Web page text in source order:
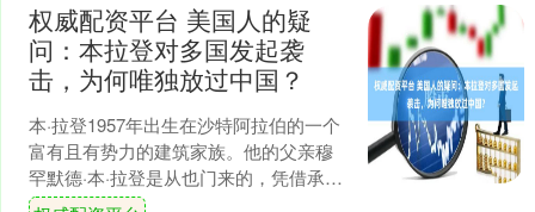
权威配资平台 美国人的疑
问：本拉登对多国发起袭
击，为何唯独放过中国？
本·拉登1957年出生在沙特阿拉伯的一个
富有且有势力的建筑家族。他的父亲穆
罕默德·本·拉登是从也门来的，凭借承接
沙特王室的大型工程，家族在中东的建